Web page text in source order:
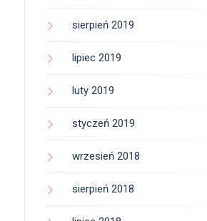
sierpień 2019
lipiec 2019
luty 2019
styczeń 2019
wrzesień 2018
sierpień 2018